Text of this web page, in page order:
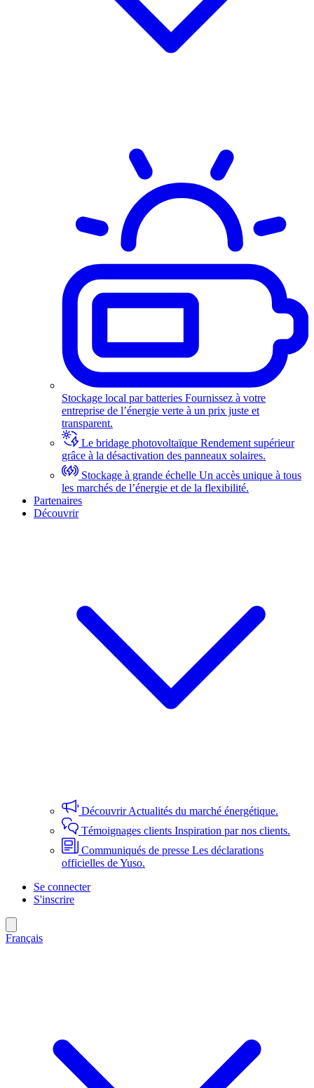
Stockage local par batteries Fournissez à votre
entreprise de l’énergie verte à un prix juste et
transparent.
Le bridage photovoltaïque Rendement supérieur
grâce à la désactivation des panneaux solaires.
Stockage à grande échelle Un accès unique à tous
les marchés de l’énergie et de la flexibilité.
Partenaires
Découvrir
DécouvrirActualités du marché énergétique.
Témoignages clients Inspiration par nos clients.
Communiqués de presse Les déclarations
officielles de Yuso.
Se connecter
S'inscrire
Français